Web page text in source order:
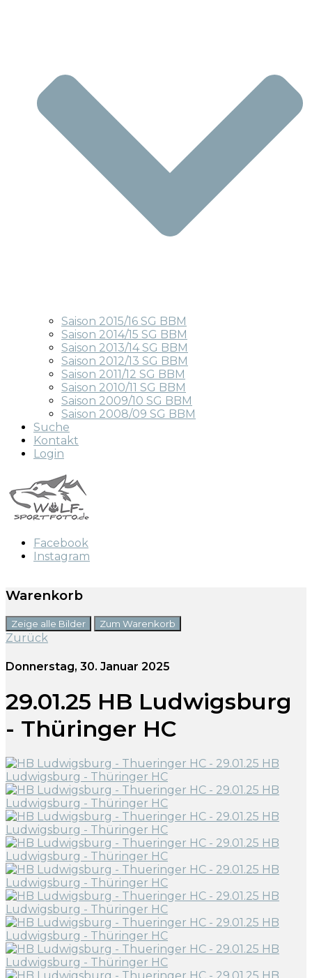
Saison 2015/16 SG BBM
Saison 2014/15 SG BBM
Saison 2013/14 SG BBM
Saison 2012/13 SG BBM
Saison 2011/12 SG BBM
Saison 2010/11 SG BBM
Saison 2009/10 SG BBM
Saison 2008/09 SG BBM
Suche
Kontakt
Login
Facebook
Instagram
Warenkorb
Zeige alle Bilder Zum Warenkorb
Zurück
Donnerstag, 30. Januar 2025
29.01.25 HB Ludwigsburg
- Thüringer HC